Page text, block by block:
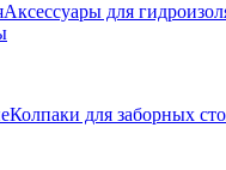
Аксессуары для
Колпаки для заборных